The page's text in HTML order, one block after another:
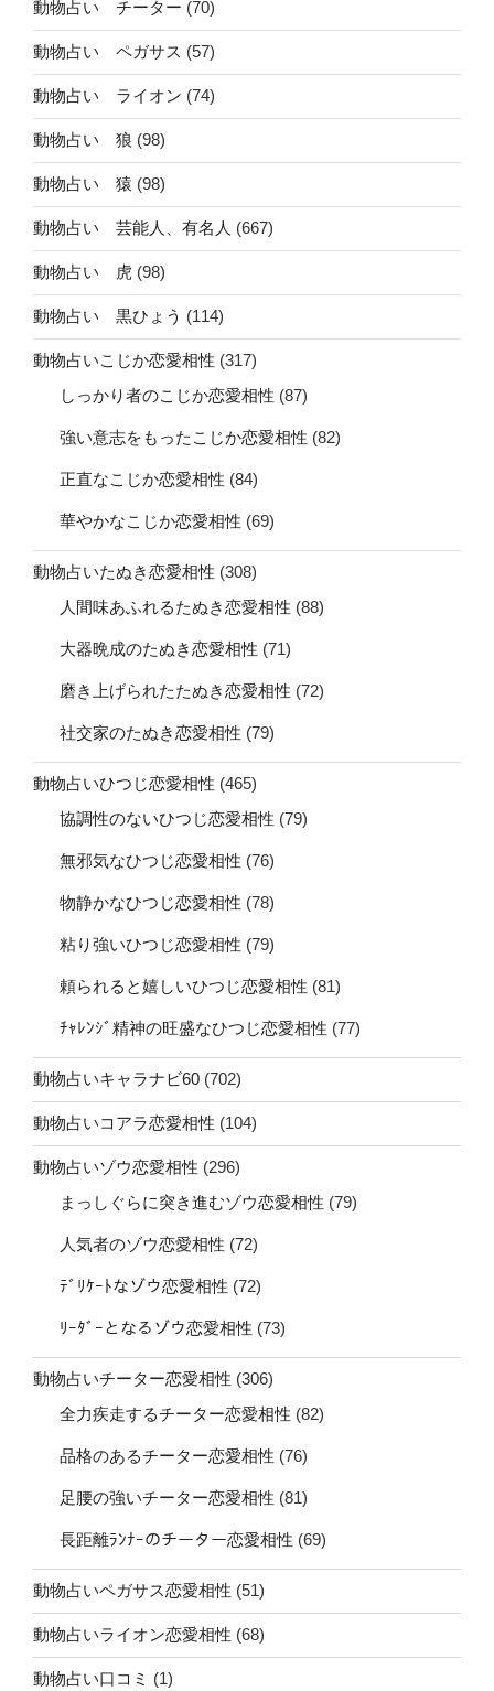
動物占い チーター (70)
動物占い ペガサス (57)
動物占い ライオン (74)
動物占い 狼 (98)
動物占い 猿 (98)
動物占い 芸能人、有名人 (667)
動物占い 虎 (98)
動物占い 黒ひょう (114)
動物占いこじか恋愛相性 (317)
しっかり者のこじか恋愛相性 (87)
強い意志をもったこじか恋愛相性 (82)
正直なこじか恋愛相性 (84)
華やかなこじか恋愛相性 (69)
動物占いたぬき恋愛相性 (308)
人間味あふれるたぬき恋愛相性 (88)
大器晩成のたぬき恋愛相性 (71)
磨き上げられたたぬき恋愛相性 (72)
社交家のたぬき恋愛相性 (79)
動物占いひつじ恋愛相性 (465)
協調性のないひつじ恋愛相性 (79)
無邪気なひつじ恋愛相性 (76)
物静かなひつじ恋愛相性 (78)
粘り強いひつじ恋愛相性 (79)
頼られると嬉しいひつじ恋愛相性 (81)
ﾁｬﾚﾝｼﾞ精神の旺盛なひつじ恋愛相性 (77)
動物占いキャラナビ60 (702)
動物占いコアラ恋愛相性 (104)
動物占いゾウ恋愛相性 (296)
まっしぐらに突き進むゾウ恋愛相性 (79)
人気者のゾウ恋愛相性 (72)
ﾃﾞﾘｹｰﾄなゾウ恋愛相性 (72)
ﾘｰﾀﾞｰとなるゾウ恋愛相性 (73)
動物占いチーター恋愛相性 (306)
全力疾走するチーター恋愛相性 (82)
品格のあるチーター恋愛相性 (76)
足腰の強いチーター恋愛相性 (81)
長距離ﾗﾝﾅｰのチーター恋愛相性 (69)
動物占いペガサス恋愛相性 (51)
動物占いライオン恋愛相性 (68)
動物占い口コミ (1)